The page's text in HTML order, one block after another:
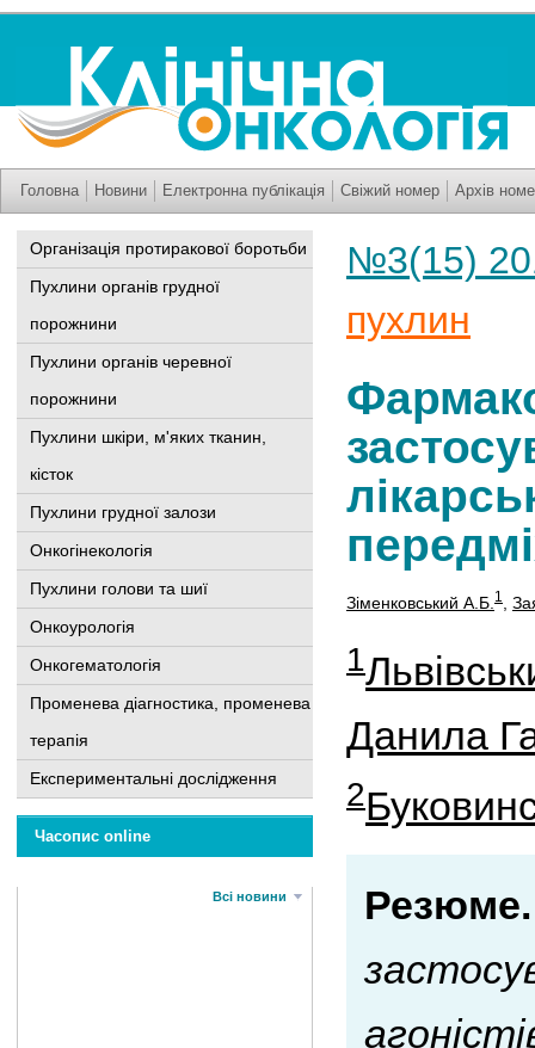
Головна Новини Електронна публікація Свіжий номер Архів
Організація протиракової боротьби
Пухлини органів грудної
порожнини
Пухлини органів черевної
порожнини
Пухлини шкіри, м'яких тканин,
кісток
Пухлини грудної залози
Онкогінекологія
Пухлини голови та шиї
Онкоурологія
Онкогематологія
Променева діагностика, променева
терапія
Експериментальні дослідження
Часопис online
Всі новини
№3(15)
пухлин
Зіменковський А.Б. 1
1
Данила
2
Резюме.